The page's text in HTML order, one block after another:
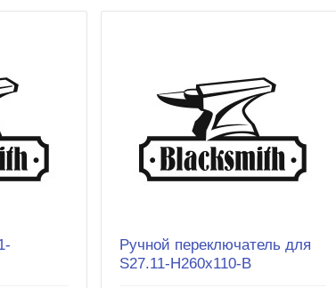
Ручной переключатель для
S27.11-H260x110-B